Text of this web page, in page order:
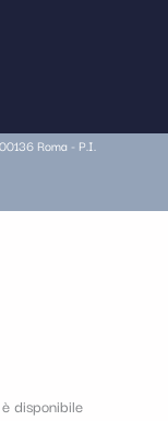
Roma - P.I.
disponibile